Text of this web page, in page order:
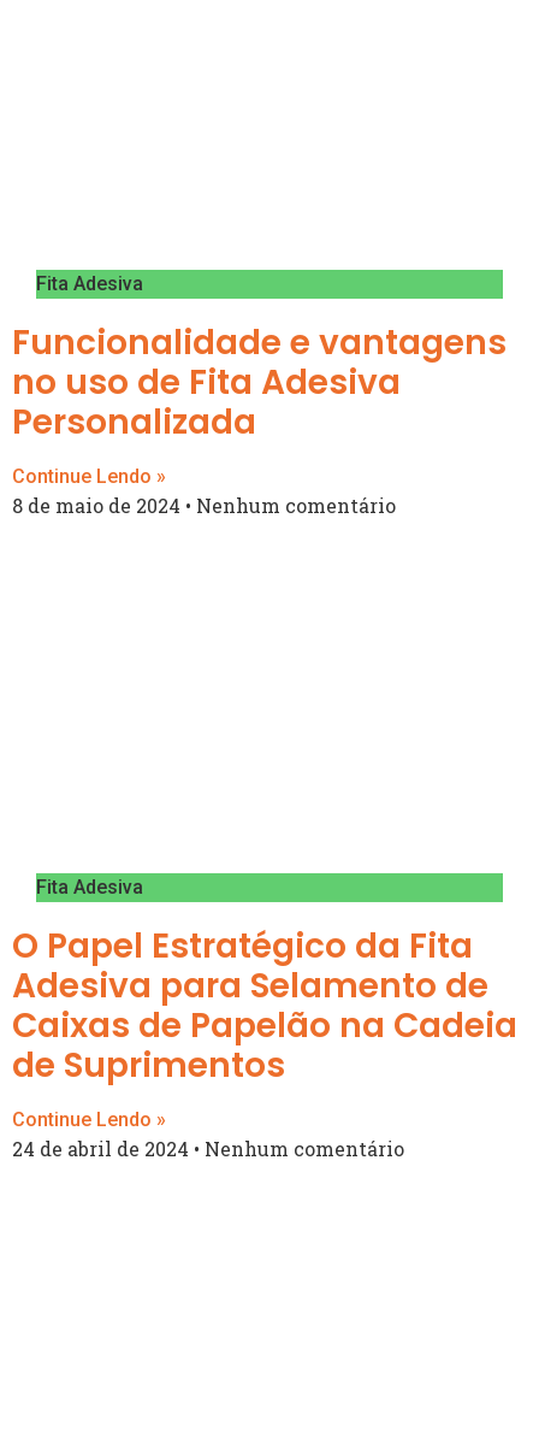
Fita Adesiva
Funcionalidade e vantagens
no uso de Fita Adesiva
Personalizada
Continue Lendo »
8 de maio de 2024 Nenhum comentário
Fita Adesiva
O Papel Estratégico da Fita
Adesiva para Selamento de
Caixas de Papelão na Cadeia
de Suprimentos
Continue Lendo »
24 de abril de 2024 Nenhum comentário